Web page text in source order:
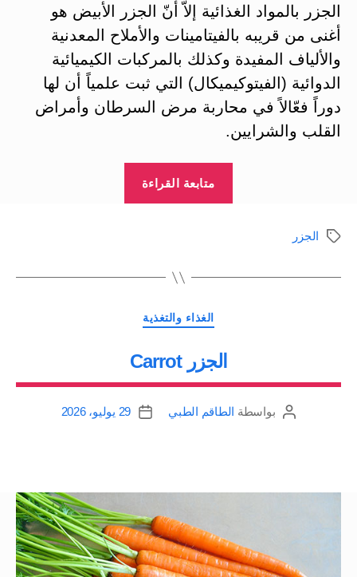
الجزر بالمواد الغذائية إلاّ أنّ الجزر الأبيض هو
أغنى من قريبه بالفيتامينات والأملاح المعدنية
والألياف المفيدة وكذلك بالمركبات الكيميائية
الدوائية (الفيتوكيميكال) التي ثبت علمياً أن لها
دوراً فعّالاً في محاربة مرض السرطان وأمراض
القلب والشرايين.
متابعة القراءة
الوسومالجزر
التصنيفات
الغذاء والتغذية
الجزر Carrot
كاتببواسطة الطاقم الطبي
تاريخ
29 يوليو، 2026